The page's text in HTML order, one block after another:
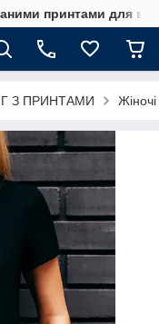
принтами для
З ПРИНТАМИ